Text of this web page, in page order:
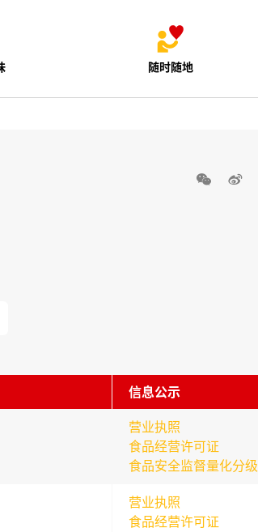
随时随地
 
信息公示
营业执照
食品经营许可证
食品安全监督量化分级
营业执照
食品经营许可证